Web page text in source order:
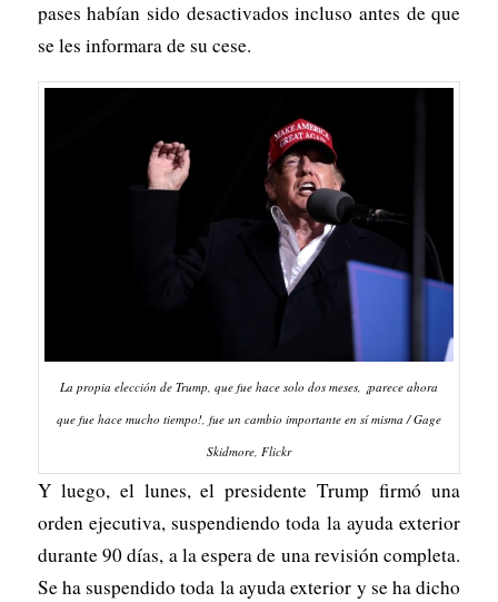
pases habían sido desactivados incluso antes de que
se les informara de su cese.
La propia elección de Trump, que fue hace solo dos meses, ¡parece ahora
que fue hace mucho tiempo!, fue un cambio importante en sí misma / Gage
Skidmore, Flickr
Y luego, el lunes, el presidente Trump firmó una
orden ejecutiva, suspendiendo toda la ayuda exterior
durante 90 días, a la espera de una revisión completa.
Se ha suspendido toda la ayuda exterior y se ha dicho